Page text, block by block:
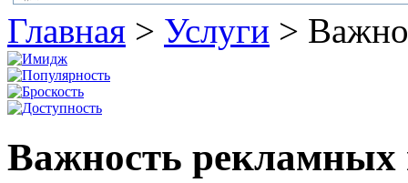
Главная > Услуги >
Важность рекламных